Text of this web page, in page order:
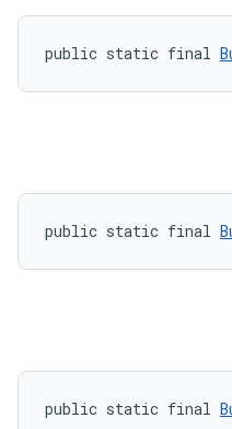
public static final
public static final
public static final